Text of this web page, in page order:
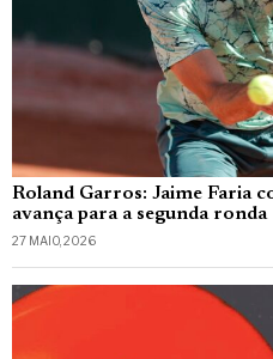
Roland Garros: Jaime Faria
avança para a segunda ronda
27 MAIO, 2026